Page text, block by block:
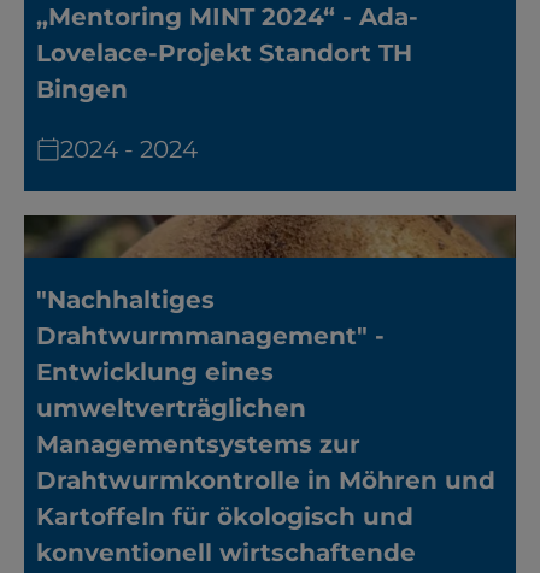
„Mentoring MINT 2024“ - Ada-
Lovelace-Projekt Standort TH
Bingen
2024 - 2024
"Nachhaltiges
Drahtwurmmanagement" -
Entwicklung eines
umweltverträglichen
Managementsystems zur
Drahtwurmkontrolle in Möhren und
Kartoffeln für ökologisch und
konventionell wirtschaftende